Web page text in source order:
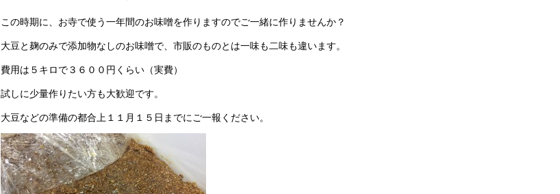
この時期に、お寺で使う一年間のお味噌を作りますのでご一緒に作りませんか？
大豆と麹のみで添加物なしのお味噌で、市販のものとは一味も二味も違います。
費用は５キロで３６００円くらい（実費）
試しに少量作りたい方も大歓迎です。
大豆などの準備の都合上１１月１５日までにご一報ください。